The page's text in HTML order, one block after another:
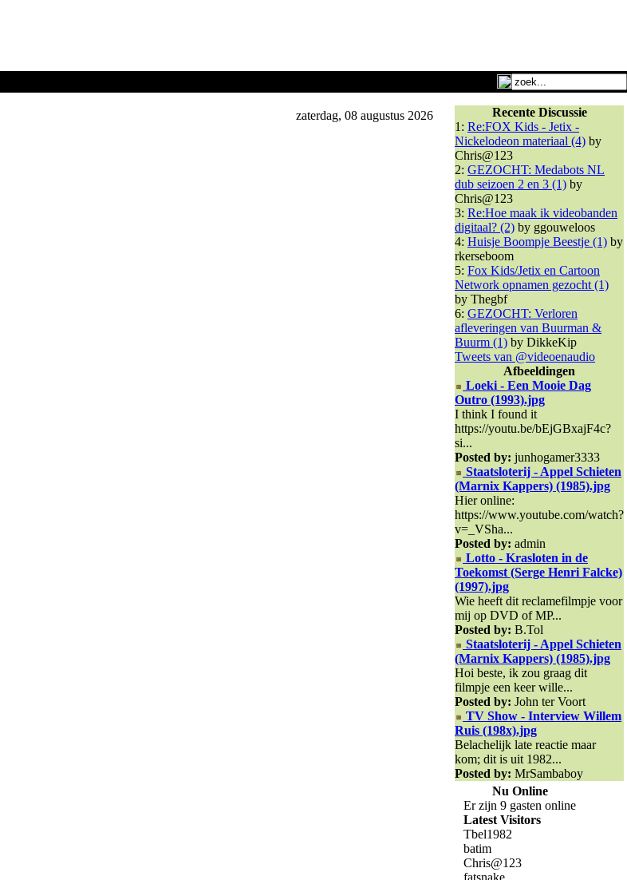
zaterdag, 08 augustus 2026
Recente Discussie
1: Re:FOX Kids - Jetix -
Nickelodeon materiaal (4) by
Chris@123
2: GEZOCHT: Medabots NL
dub seizoen 2 en 3 (1) by
Chris@123
3: Re:Hoe maak ik videobanden
digitaal? (2) by ggouweloos
4: Huisje Boompje Beestje (1) by
rkerseboom
5: Fox Kids/Jetix en Cartoon
Network opnamen gezocht (1)
by Thegbf
6: GEZOCHT: Verloren
afleveringen van Buurman &
Buurm (1) by DikkeKip
Tweets van @videoenaudio
Afbeeldingen
Loeki - Een Mooie Dag
Outro (1993).jpg
I think I found it
https://youtu.be/bEjGBxajF4c?
si...
Posted by: junhogamer3333
Staatsloterij - Appel Schieten
(Marnix Kappers) (1985).jpg
Hier online:
https://www.youtube.com/watch?
v=_VSha...
Posted by: admin
Lotto - Krasloten in de
Toekomst (Serge Henri Falcke)
(1997).jpg
Wie heeft dit reclamefilmpje voor
mij op DVD of MP...
Posted by: B.Tol
Staatsloterij - Appel Schieten
(Marnix Kappers) (1985).jpg
Hoi beste, ik zou graag dit
filmpje een keer wille...
Posted by: John ter Voort
TV Show - Interview Willem
Ruis (198x).jpg
Belachelijk late reactie maar
kom; dit is uit 1982...
Posted by: MrSambaboy
Nu Online
Er zijn 9 gasten online
Latest Visitors
Tbel1982
batim
Chris@123
fatsnake